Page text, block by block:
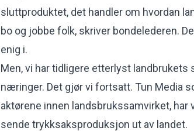
sluttproduktet, det handler om hvordan
bo og jobbe folk, skriver bondelederen.
enig i.
Men, vi har tidligere etterlyst
næringer. Det gjør vi fortsatt. Tun Media
aktørene innen landsbrukssamvirket,
sende trykksaksproduksjon ut av landet.